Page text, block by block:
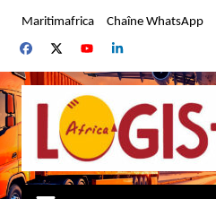
contenu
Maritimafrica Chaîne WhatsApp